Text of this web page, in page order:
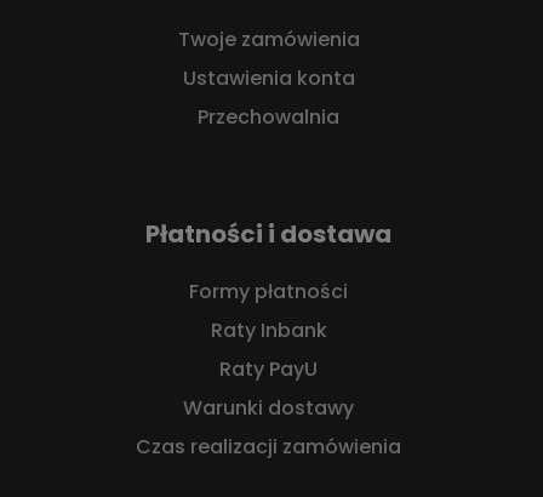
Twoje zamówienia
Ustawienia konta
Przechowalnia
Płatności i dostawa
Formy płatności
Raty Inbank
Raty PayU
Warunki dostawy
Czas realizacji zamówienia